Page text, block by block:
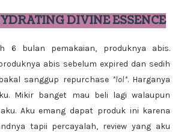
DIVINE ESSENCE
6 bulan pemakaian, produknya abis.
abis sebelum expired dan sedih
sanggup repurchase *lol*. Harganya
Mikir banget mau beli lagi walaupun
Aku emang dapat produk ini karena
tapii percayalah, review yang aku